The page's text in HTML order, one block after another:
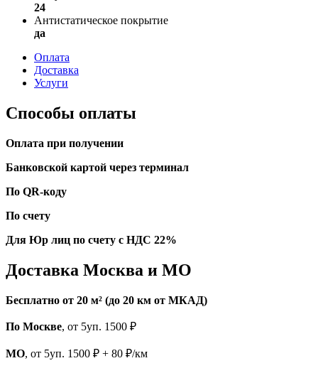
24
Антистатическое покрытие
да
Оплата
Доставка
Услуги
Способы оплаты
Оплата при получении
Банковской картой через терминал
По QR-коду
По счету
Для Юр лиц по счету с НДС 22%
Доставка Москва и МО
Бесплатно от 20 м² (до 20 км от МКАД)
По Москве, от 5уп. 1500 ₽
МО, от 5уп. 1500 ₽ + 80 ₽/км